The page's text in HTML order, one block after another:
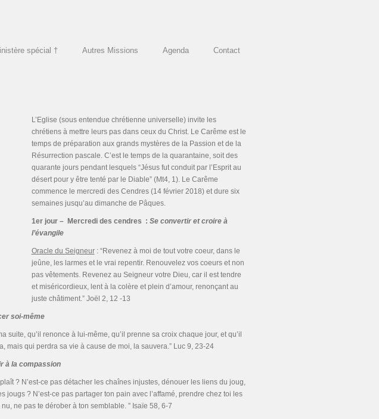
spécial † Autres Missions Agenda Contact
L’Eglise (sous entendue chrétienne universelle) invite les
chrétiens à mettre leurs pas dans ceux du Christ. Le Carême est le
temps de préparation aux grands mystères de la Passion et de la
Résurrection pascale. C’est le temps de la quarantaine, soit des
quarante jours pendant lesquels “Jésus fut conduit par l’Esprit au
désert pour y être tenté par le Diable” (Mt4, 1). Le Carême
commence le mercredi des Cendres (14 février 2018) et dure six
semaines jusqu’au dimanche de Pâques.
1er jour – Mercredi des cendres : Se convertir et croire à
l’évangile
Oracle du Seigneur: “Revenez à moi de tout votre coeur, dans le
jeûne, les larmes et le vrai repentir. Renouvelez vos coeurs et non
pas vêtements. Revenez au Seigneur votre Dieu, car il est tendre
et miséricordieux, lent à la colère et plein d’amour, renonçant au
juste châtiment.” Joël 2, 12 -13
soi-même
suite, qu’il renonce à lui-même, qu’il prenne sa croix chaque jour, et qu’il
mais qui perdra sa vie à cause de moi, la sauvera.” Luc 9, 23-24
à la compassion
? N’est-ce pas détacher les chaînes injustes, dénouer les liens du joug,
jougs ? N’est-ce pas partager ton pain avec l’affamé, prendre chez toi les
ne pas te dérober à ton semblable. ” Isaïe 58, 6-7